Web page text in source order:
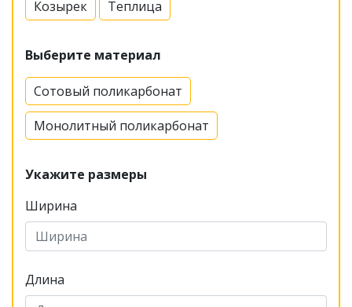
Козырек Теплица
Выберите материал
Сотовый поликарбонат
Монолитный поликарбонат
Укажите размеры
Ширина
Длина